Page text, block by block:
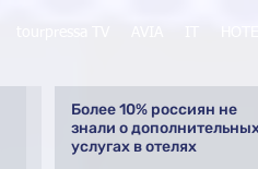
Более 10% россиян не
знали о
услугах в отелях